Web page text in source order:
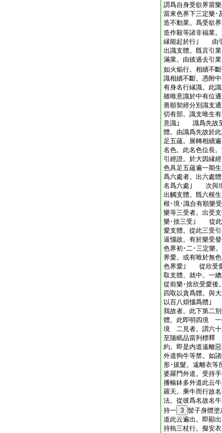
謂爲自身受欲界當
當來色界下三定樂･
造不動業。爲受欲
造作殺等諸非福業
縁能起於行｣ 由引
出識支體。既言引
滿業。由彼過去引
如火焔行。相續不
識相續不斷。憑附
有身名行縁識。此
雖唯意識於中有位
善順契經分別識支
切有部。識支唯生
意識｣ 識爲先故至
體。由識爲先故於
足五蘊。展轉相續
名色。此名色位長
引經證。於大因縁
色具足五蘊遍一
爲六處者。出六處
名爲六處｣ 次與境
出觸支體。既六根
根･境･識合有順
樂等三受者。出受
樂･捨三受｣ 從此
愛支體。從此三受
逼惱故。有於樂受
色界初･二･三定樂
界愛。或有唯於無
色界愛｣ 從欣受愛
取支體。就中。一
從前樂･捨欣受愛後
四取以貪爲體。與
以百八煩惱爲體｣
我故者。此下第二
體。此即明四境 一
境 二見者。謂六十
至隨眠品當列標釋
約。即是内道遠離
外道狗牛等禁。如
形･拔髮。遠離衣
婆羅門外道。受持
播輸鉢多外道此云
羅天。乘牛而行故
法。從彼爲名故名
持一 3 髻子身體
道此云遍出。即顯
持執三杖行。擬安